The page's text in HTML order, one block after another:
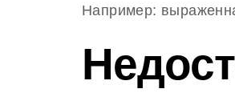
Например: